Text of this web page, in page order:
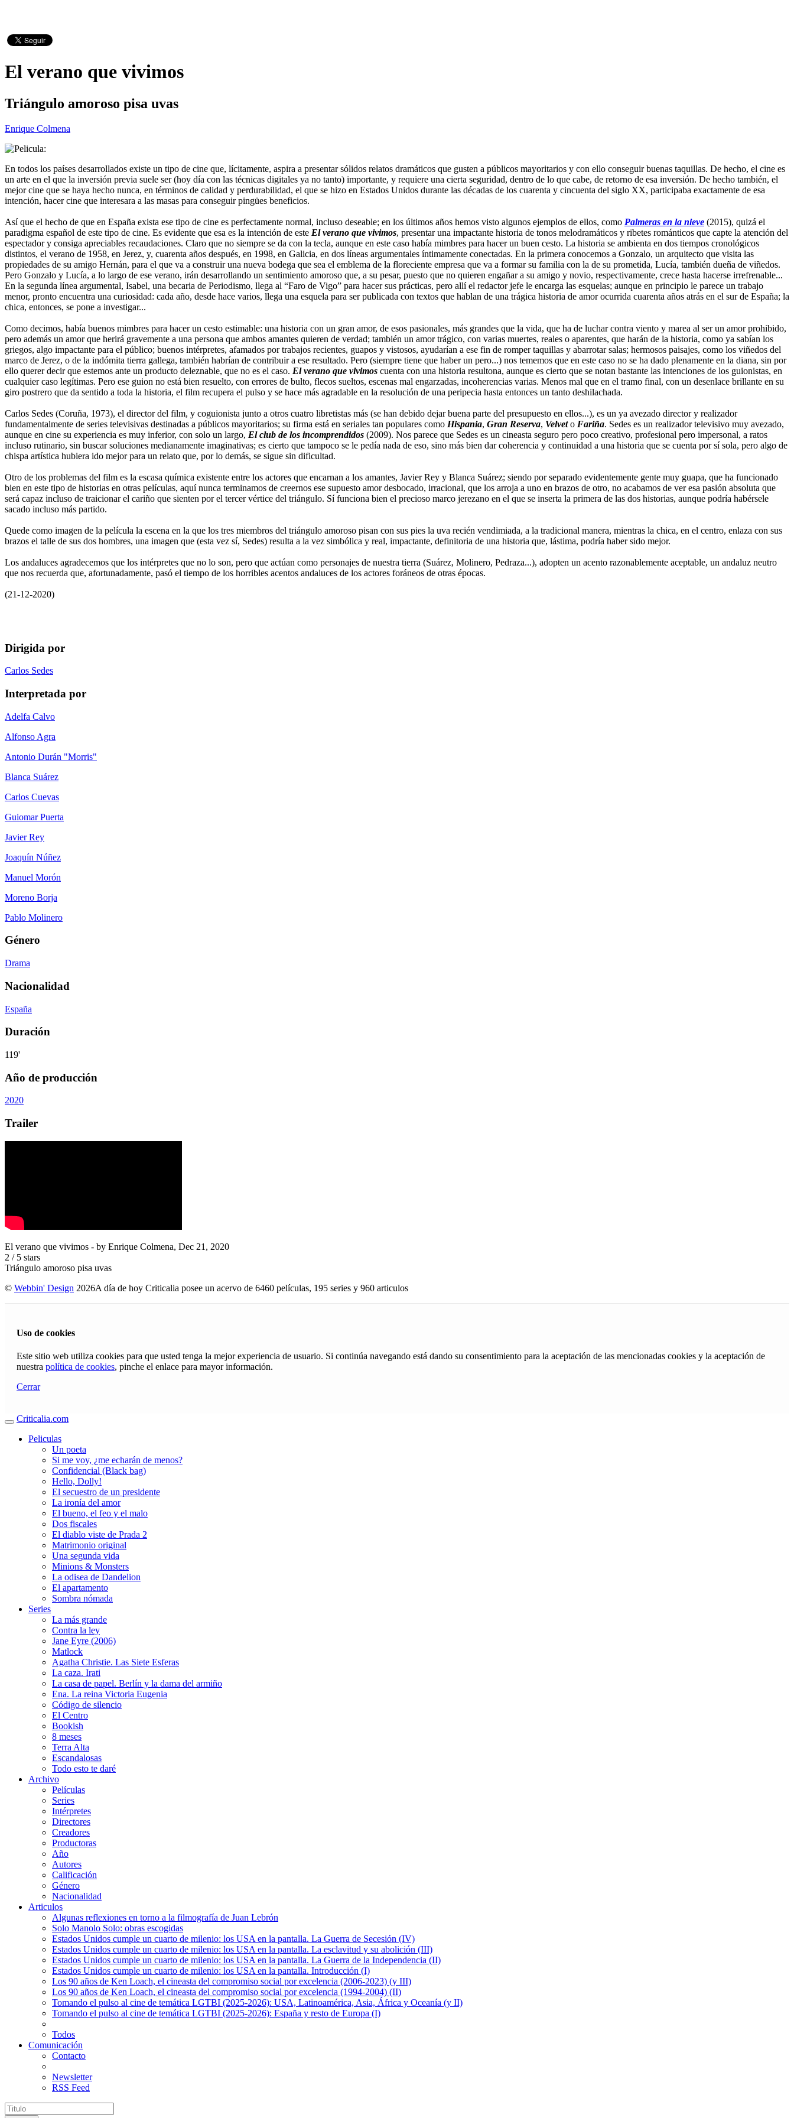
El verano que vivimos
Triángulo amoroso pisa uvas
Enrique Colmena
En todos los países desarrollados existe un tipo de cine que, lícitamente, aspira a presentar sólidos relatos dramáticos que gusten a públicos mayoritarios y con ello conseguir buenas taquillas. De hecho, el cine es
un arte en el que la inversión previa suele ser (hoy día con las técnicas digitales ya no tanto) importante, y requiere una cierta seguridad, dentro de lo que cabe, de retorno de esa inversión. De hecho también, el
mejor cine que se haya hecho nunca, en términos de calidad y perdurabilidad, el que se hizo en Estados Unidos durante las décadas de los cuarenta y cincuenta del siglo XX, participaba exactamente de esa
intención, hacer cine que interesara a las masas para conseguir pingües beneficios.
Así que el hecho de que en España exista ese tipo de cine es perfectamente normal, incluso deseable; en los últimos años hemos visto algunos ejemplos de ellos, como Palmeras en la nieve (2015), quizá el
paradigma español de este tipo de cine. Es evidente que esa es la intención de este El verano que vivimos, presentar una impactante historia de tonos melodramáticos y ribetes románticos que capte la atención del
espectador y consiga apreciables recaudaciones. Claro que no siempre se da con la tecla, aunque en este caso había mimbres para hacer un buen cesto. La historia se ambienta en dos tiempos cronológicos
distintos, el verano de 1958, en Jerez, y, cuarenta años después, en 1998, en Galicia, en dos líneas argumentales íntimamente conectadas. En la primera conocemos a Gonzalo, un arquitecto que visita las
propiedades de su amigo Hernán, para el que va a construir una nueva bodega que sea el emblema de la floreciente empresa que va a formar su familia con la de su prometida, Lucía, también dueña de viñedos.
Pero Gonzalo y Lucía, a lo largo de ese verano, irán desarrollando un sentimiento amoroso que, a su pesar, puesto que no quieren engañar a su amigo y novio, respectivamente, crece hasta hacerse irrefrenable...
En la segunda línea argumental, Isabel, una becaria de Periodismo, llega al “Faro de Vigo” para hacer sus prácticas, pero allí el redactor jefe le encarga las esquelas; aunque en principio le parece un trabajo
menor, pronto encuentra una curiosidad: cada año, desde hace varios, llega una esquela para ser publicada con textos que hablan de una trágica historia de amor ocurrida cuarenta años atrás en el sur de España; la
chica, entonces, se pone a investigar...
Como decimos, había buenos mimbres para hacer un cesto estimable: una historia con un gran amor, de esos pasionales, más grandes que la vida, que ha de luchar contra viento y marea al ser un amor prohibido,
pero además un amor que herirá gravemente a una persona que ambos amantes quieren de verdad; también un amor trágico, con varias muertes, reales o aparentes, que harán de la historia, como ya sabían los
griegos, algo impactante para el público; buenos intérpretes, afamados por trabajos recientes, guapos y vistosos, ayudarían a ese fin de romper taquillas y abarrotar salas; hermosos paisajes, como los viñedos del
marco de Jerez, o de la indómita tierra gallega, también habrían de contribuir a ese resultado. Pero (siempre tiene que haber un pero...) nos tememos que en este caso no se ha dado plenamente en la diana, sin por
ello querer decir que estemos ante un producto deleznable, que no es el caso. El verano que vivimos cuenta con una historia resultona, aunque es cierto que se notan bastante las intenciones de los guionistas, en
cualquier caso legítimas. Pero ese guion no está bien resuelto, con errores de bulto, flecos sueltos, escenas mal engarzadas, incoherencias varias. Menos mal que en el tramo final, con un desenlace brillante en su
giro postrero que da sentido a toda la historia, el film recupera el pulso y se hace más agradable en la resolución de una peripecia hasta entonces un tanto deshilachada.
Carlos Sedes (Coruña, 1973), el director del film, y coguionista junto a otros cuatro libretistas más (se han debido dejar buena parte del presupuesto en ellos...), es un ya avezado director y realizador
fundamentalmente de series televisivas destinadas a públicos mayoritarios; su firma está en seriales tan populares como Hispania, Gran Reserva, Velvet o Fariña. Sedes es un realizador televisivo muy avezado,
aunque en cine su experiencia es muy inferior, con solo un largo, El club de los incomprendidos (2009). Nos parece que Sedes es un cineasta seguro pero poco creativo, profesional pero impersonal, a ratos
incluso rutinario, sin buscar soluciones medianamente imaginativas; es cierto que tampoco se le pedía nada de eso, sino más bien dar coherencia y continuidad a una historia que se cuenta por sí sola, pero algo de
chispa artística hubiera ido mejor para un relato que, por lo demás, se sigue sin dificultad.
Otro de los problemas del film es la escasa química existente entre los actores que encarnan a los amantes, Javier Rey y Blanca Suárez; siendo por separado evidentemente gente muy guapa, que ha funcionado
bien en este tipo de historias en otras películas, aquí nunca terminamos de creernos ese supuesto amor desbocado, irracional, que los arroja a uno en brazos de otro, no acabamos de ver esa pasión absoluta que
será capaz incluso de traicionar el cariño que sienten por el tercer vértice del triángulo. Sí funciona bien el precioso marco jerezano en el que se inserta la primera de las dos historias, aunque podría habérsele
sacado incluso más partido.
Quede como imagen de la película la escena en la que los tres miembros del triángulo amoroso pisan con sus pies la uva recién vendimiada, a la tradicional manera, mientras la chica, en el centro, enlaza con sus
brazos el talle de sus dos hombres, una imagen que (esta vez sí, Sedes) resulta a la vez simbólica y real, impactante, definitoria de una historia que, lástima, podría haber sido mejor.
Los andaluces agradecemos que los intérpretes que no lo son, pero que actúan como personajes de nuestra tierra (Suárez, Molinero, Pedraza...), adopten un acento razonablemente aceptable, un andaluz neutro
que nos recuerda que, afortunadamente, pasó el tiempo de los horribles acentos andaluces de los actores foráneos de otras épocas.
(21-12-2020)
Dirigida por
Carlos Sedes
Interpretada por
Adelfa Calvo
Alfonso Agra
Antonio Durán "Morris"
Blanca Suárez
Carlos Cuevas
Guiomar Puerta
Javier Rey
Joaquín Núñez
Manuel Morón
Moreno Borja
Pablo Molinero
Género
Drama
Nacionalidad
España
Duración
119'
Año de producción
2020
Trailer
El verano que vivimos - by Enrique Colmena, Dec 21, 2020
2 / 5 stars
Triángulo amoroso pisa uvas
© Webbin' Design 2026A día de hoy Criticalia posee un acervo de 6460 películas, 195 series y 960 articulos
Uso de cookies
Este sitio web utiliza cookies para que usted tenga la mejor experiencia de usuario. Si continúa navegando está dando su consentimiento para la aceptación de las mencionadas cookies y la aceptación de
nuestra política de cookies, pinche el enlace para mayor información.
Cerrar
Criticalia.com
Peliculas
Un poeta
Si me voy, ¿me echarán de menos?
Confidencial (Black bag)
Hello, Dolly!
El secuestro de un presidente
La ironía del amor
El bueno, el feo y el malo
Dos fiscales
El diablo viste de Prada 2
Matrimonio original
Una segunda vida
Minions & Monsters
La odisea de Dandelion
El apartamento
Sombra nómada
Series
La más grande
Contra la ley
Jane Eyre (2006)
Matlock
Agatha Christie. Las Siete Esferas
La caza. Irati
La casa de papel. Berlín y la dama del armiño
Ena. La reina Victoria Eugenia
Código de silencio
El Centro
Bookish
8 meses
Terra Alta
Escandalosas
Todo esto te daré
Archivo
Películas
Series
Intérpretes
Directores
Creadores
Productoras
Año
Autores
Calificación
Género
Nacionalidad
Articulos
Algunas reflexiones en torno a la filmografía de Juan Lebrón
Solo Manolo Solo: obras escogidas
Estados Unidos cumple un cuarto de milenio: los USA en la pantalla. La Guerra de Secesión (IV)
Estados Unidos cumple un cuarto de milenio: los USA en la pantalla. La esclavitud y su abolición (III)
Estados Unidos cumple un cuarto de milenio: los USA en la pantalla. La Guerra de la Independencia (II)
Estados Unidos cumple un cuarto de milenio: los USA en la pantalla. Introducción (I)
Los 90 años de Ken Loach, el cineasta del compromiso social por excelencia (2006-2023) (y III)
Los 90 años de Ken Loach, el cineasta del compromiso social por excelencia (1994-2004) (II)
Tomando el pulso al cine de temática LGTBI (2025-2026): USA, Latinoamérica, Asia, África y Oceanía (y II)
Tomando el pulso al cine de temática LGTBI (2025-2026): España y resto de Europa (I)
Todos
Comunicación
Contacto
Newsletter
RSS Feed